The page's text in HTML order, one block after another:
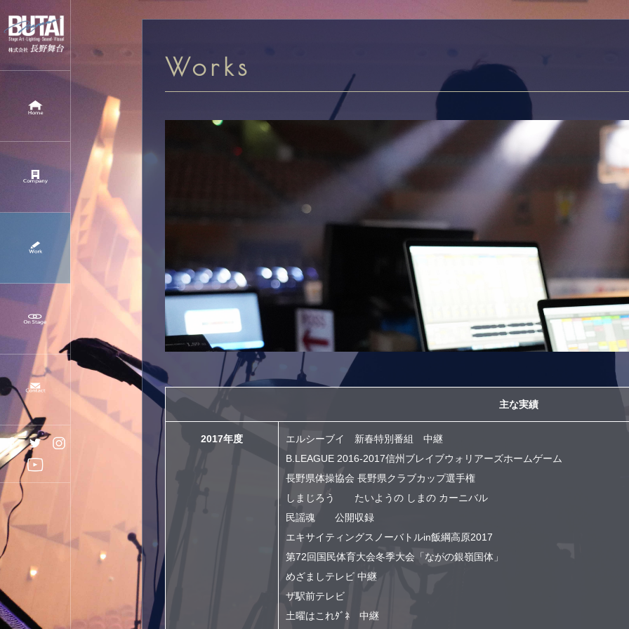
Works
主な実績
2017年度
エルシーブイ 新春特別番組 中継
B.LEAGUE 2016-2017信州ブレイブウォリアーズホームゲーム
長野県体操協会 長野県クラブカップ選手権
しまじろう たいようの しまの カーニバル
民謡魂 公開収録
エキサイティングスノーバトルin飯綱高原2017
第72回国民体育大会冬季大会「ながの銀嶺国体」
めざましテレビ 中継
ザ駅前テレビ
土曜はこれﾀﾞﾈ 中継